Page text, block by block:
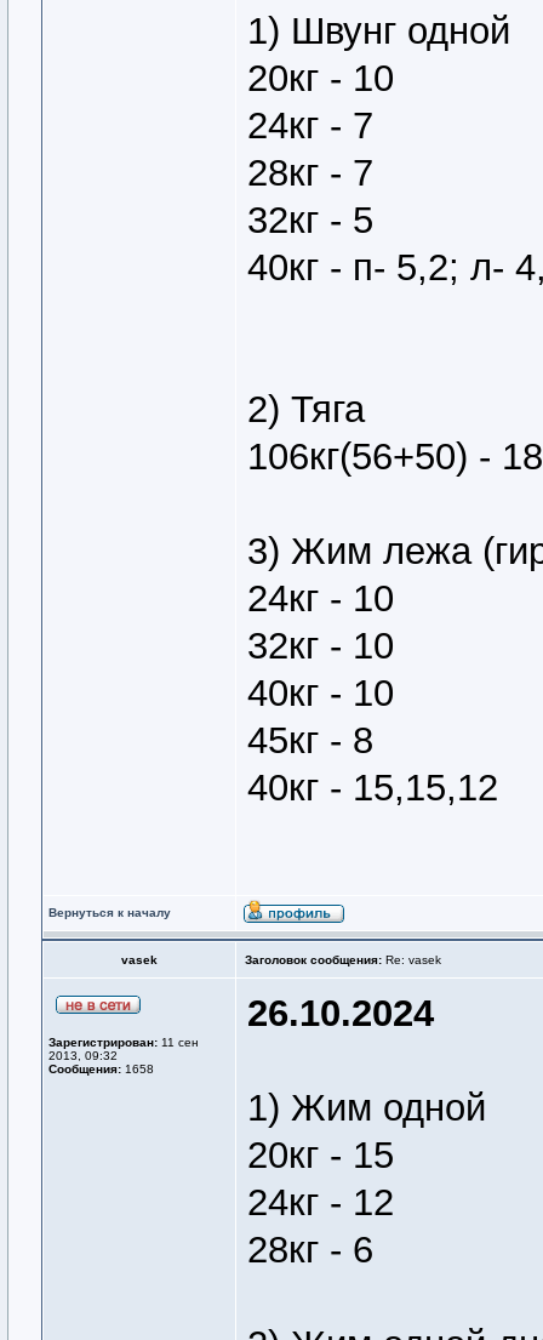
1) Швунг одной
20кг - 10
24кг - 7
28кг - 7
32кг - 5
40кг - п- 5,2; л-
2) Тяга
106кг(56+50) -
3) Жим лежа
24кг - 10
32кг - 10
40кг - 10
45кг - 8
40кг - 15,15,12
Вернуться к началу
vasek Заголовок сообщения: Re: vasek
Зарегистрирован: 11 сен
2013, 09:32
Сообщения: 1658
26.10.2024
1) Жим одной
20кг - 15
24кг - 12
28кг - 6